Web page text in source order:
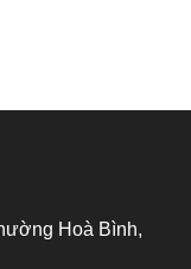
Hoà Bình,